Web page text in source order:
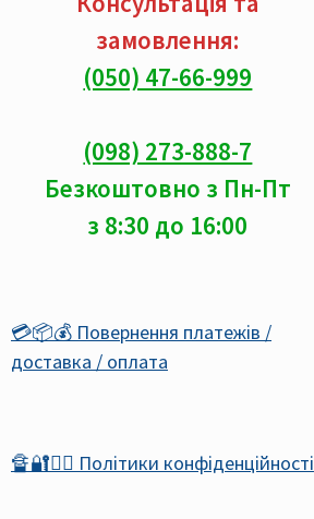
замовлення:
(050) 47-66-999
(098) 273-888-7
Безкоштовно з Пн-Пт
з 8:30 до 16:00
💳📦💰 Повернення платежів /
доставка / оплата
🔏🔐🕵️‍♂️ Політики конфіденційності